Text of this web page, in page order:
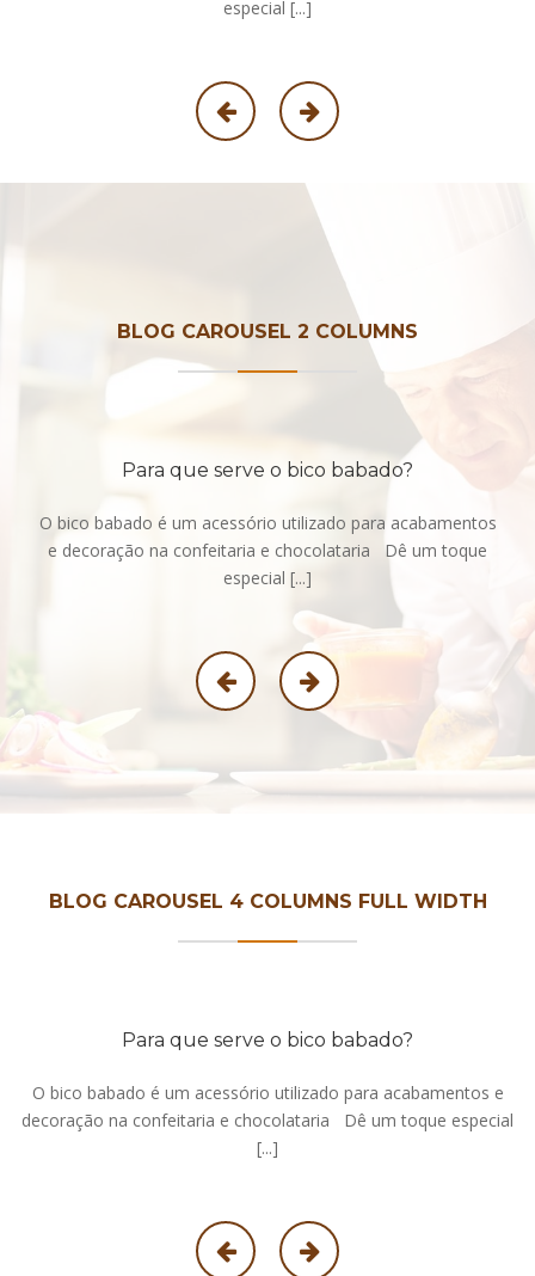
especial [...]
BLOG CAROUSEL 2 COLUMNS
Para que serve o bico babado?
O bico babado é um acessório utilizado para acabamentos
e decoração na confeitaria e chocolataria Dê um toque
especial [...]
BLOG CAROUSEL 4 COLUMNS FULL WIDTH
Para que serve o bico babado?
O bico babado é um acessório utilizado para acabamentos e
decoração na confeitaria e chocolataria Dê um toque especial
[...]